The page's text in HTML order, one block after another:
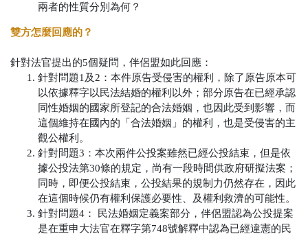
兩者的性質分別為何？
雙方怎麼回應的？
針對法官提出的5個疑問，伴侶盟如此回應：
針對問題1及2：本件原告受侵害的權利，除了原告原本可
以依據釋字以民法結婚的權利以外；部分原告在已經承認
同性婚姻的國家所登記的合法婚姻，也因此受到影響，而
這個維持在國內的「合法婚姻」的權利，也是受侵害的主
觀公權利。
針對問題3：本次兩件公投案雖然已經公投結束，但是依
據公投法第30條的規定，尚有一段時間供政府研擬法案；
同時，即便公投結束，公投結果的規制力仍然存在，因此
在這個時候仍有權利保護必要性、及權利救濟的可能性。
針對問題4：
民法婚姻定義案部分，伴侶盟認為公投提案
是在重申大法官在釋字第748號解釋中認為已經違憲的民